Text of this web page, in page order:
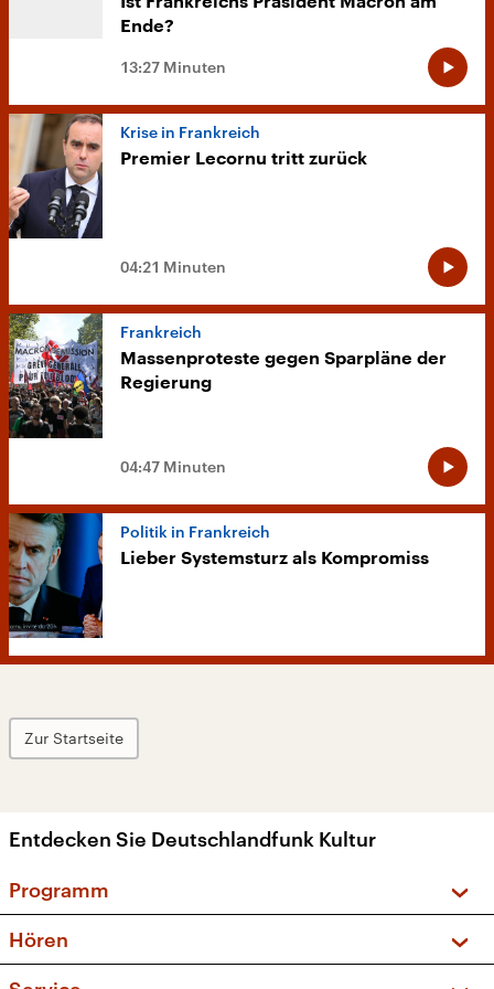
Ende?
13:27 Minuten
Krise in Frankreich
Premier Lecornu tritt zurück
04:21 Minuten
Frankreich
Massenproteste gegen Sparpläne der
Regierung
04:47 Minuten
Politik in Frankreich
Lieber Systemsturz als Kompromiss
Zur Startseite
Entdecken Sie Deutschlandfunk Kultur
Programm
Sendungen und Podcasts
Hören